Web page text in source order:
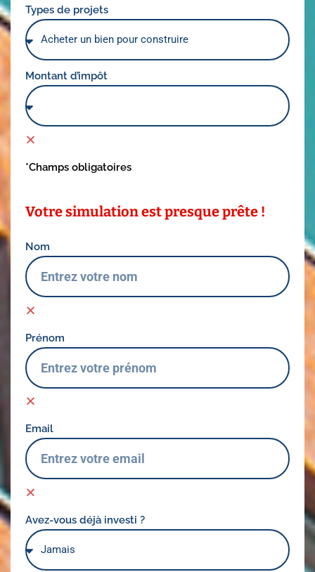
Types de projets
Montant d’impôt
*Champs obligatoires
Votre simulation est presque prête !
Nom
Prénom
Email
Avez-vous déjà investi ?